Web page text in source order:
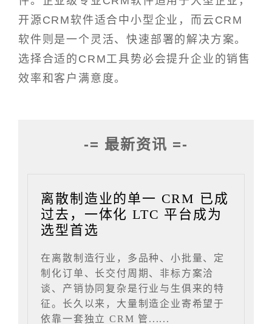
开源CRM软件适合中小型企业，而云CRM
软件则是一个灵活、快速部署的解决方案。
选择合适的CRM工具势必会提升企业的销售
效率和客户满意度。
-= 最新资讯 =-
离散制造业的单一 CRM 已成
过去，一体化 LTC 平台成为
选型首选
在离散制造行业，多品种、小批量、定
制化订单、长交付周期、非标方案洽
谈、产销协同复杂是行业与生俱来的特
征。长久以来，大量制造企业寄希望于
依靠一套独立 CRM 管......